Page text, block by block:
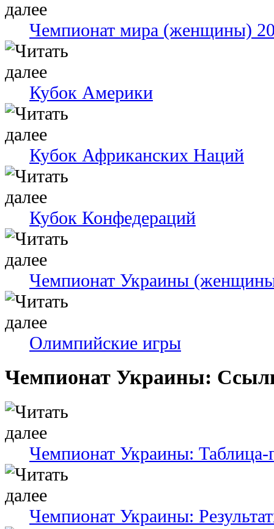
Чемпионат мира (женщины)
Кубок Америки
Кубок Африканских Наций
Кубок Конфедераций
Чемпионат Украины
Олимпийские игры
Чемпионат Украины:
Чемпионат Украины: Таблица-
Чемпионат Украины: